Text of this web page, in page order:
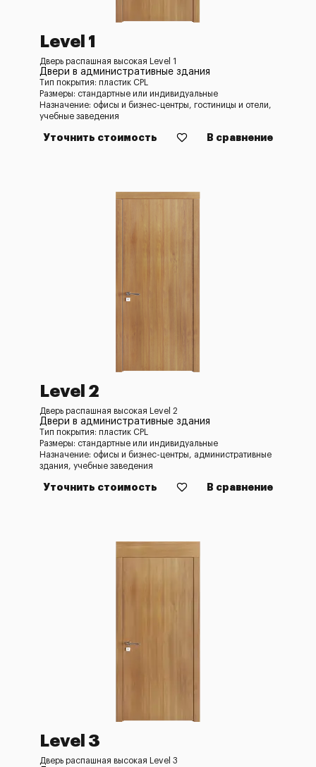
Level 1
Дверь распашная высокая Level 1
Двери в административные здания
Тип покрытия: пластик CPL
Размеры: стандартные или индивидуальные
Назначение: офисы и бизнес-центры, гостиницы и отели,
учебные заведения
Уточнить стоимость В сравнение
Level 2
Дверь распашная высокая Level 2
Двери в административные здания
Тип покрытия: пластик CPL
Размеры: стандартные или индивидуальные
Назначение: офисы и бизнес-центры, административные
здания, учебные заведения
Уточнить стоимость В сравнение
Level 3
Дверь распашная высокая Level 3